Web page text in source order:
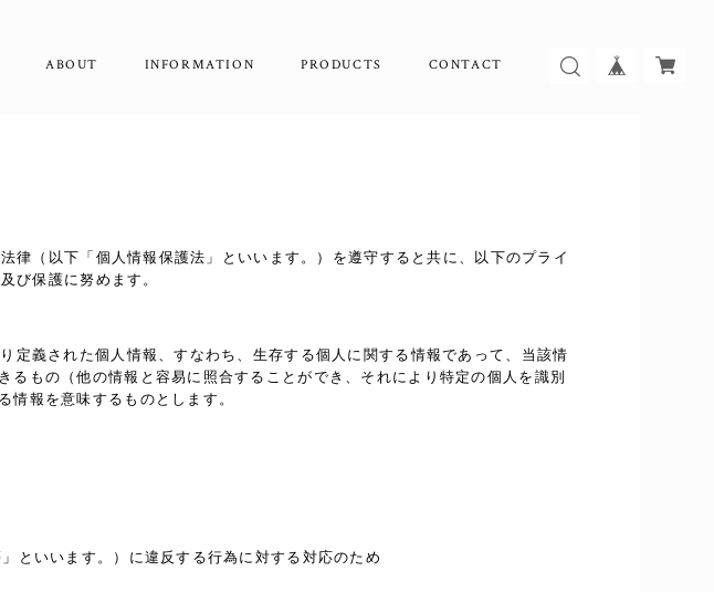
ABOUT INFORMATION PRODUCTS CONTACT
（以下「個人情報保護法」といいます。）を遵守すると共に、以下のプライ
び保護に努めます。
義された個人情報、すなわち、生存する個人に関する情報であって、当該情
もの（他の情報と容易に照合することができ、それにより特定の個人を識別
報を意味するものとします。
といいます。）に違反する行為に対する対応のため